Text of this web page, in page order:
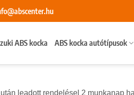
ABS kocka ABS kocka autótípusok
leadott rendelésel 2 munkanap